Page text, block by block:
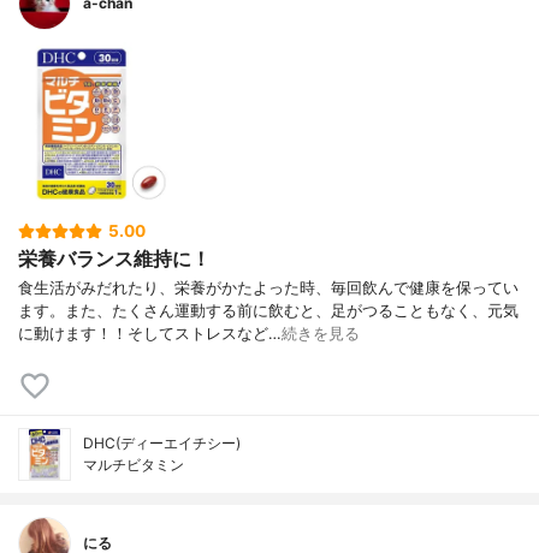
5.00
栄養バランス維持に！
食生活がみだれたり、栄養がかたよった時、毎回飲んで健康を保ってい
ます。また、たくさん運動する前に飲むと、足がつることもなく、元気
に動けます！！そしてストレスなど…続きを見る
DHC(ディーエイチシー)
マルチビタミン
にる